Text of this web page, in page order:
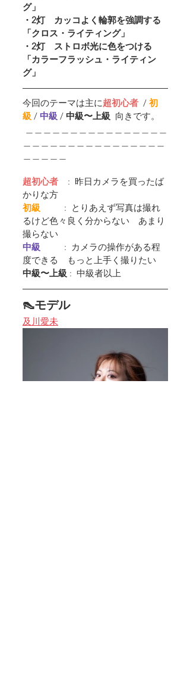
グ」
・2灯　カッコよく 輪郭を強調する
「クロス・ライティング」
・2灯　ストロボ光に色をつける
「カラーフラッシュ・ライティン
グ」
今回のテーマは主に超初心者
  /
初
級 / 中級 / 中級〜上級 向きです。
超初心者
    :  昨日カメラを買ったば
かりな方
初級
:  とりあえず写真は撮れ
るけど色々良く分からない　あまり
撮らない
中級
:  カメラの操作がある程
度できる　もっと上手く撮りたい
中級〜上級 :  中級者以上
👠モデル
及川愛未